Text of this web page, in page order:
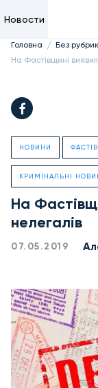
Новости
Головна / Без
На Фастівщині
НОВИНИ ФАСТІВ
КРИМІНАЛЬНІ
На
нелегалів
07.05.2019